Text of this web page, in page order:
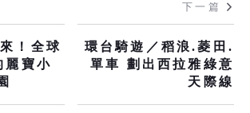
！全球
麗寶小
下一篇
環台騎遊／稻浪.菱田.
單車 劃出西拉雅綠意
天際線